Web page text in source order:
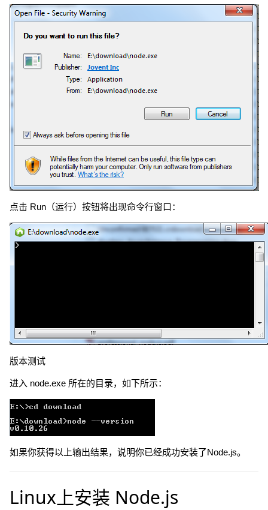
点击 Run（运行）按钮将出现命令行窗口：
版本测试
进入 node.exe 所在的目录，如下所示：
如果你获得以上输出结果，说明你已经成功安装了Node.js。
Linux上安装 Node.js